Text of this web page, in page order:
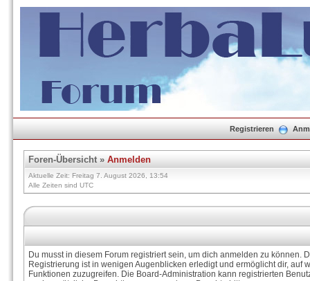
Registrieren
Foren-Übersicht» Anmelden
Aktuelle Zeit: Freitag 7. August 2026, 13:54
Alle Zeiten sind UTC
Du musst in diesem Forum registriert sein, um dich anmelden zu können.
Registrierung ist in wenigen Augenblicken erledigt und ermöglicht dir, auf
Funktionen zuzugreifen. Die Board-Administration kann registrierten